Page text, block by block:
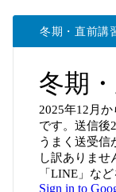
冬期・直前講